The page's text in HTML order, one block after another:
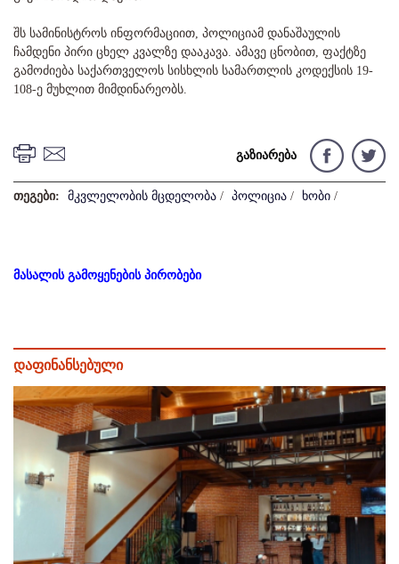
შს სამინისტროს ინფორმაციით, პოლიციამ დანაშაულის
ჩამდენი პირი ცხელ კვალზე დააკავა. ამავე ცნობით, ფაქტზე
გამოძიება საქართველოს სისხლის სამართლის კოდექსის 19-
108-ე მუხლით მიმდინარეობს.
გაზიარება
თეგები: მკვლელობის მცდელობა / პოლიცია / ხობი /
მასალის გამოყენების პირობები
დაფინანსებული